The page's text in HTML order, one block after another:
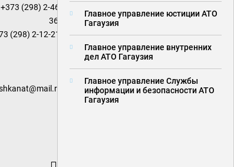
+373 (298) 2-46-
36
(298) 2-12-21
Главное управление юстиции АТО
Гагаузия
Главное управление внутренних
дел АТО Гагаузия
Главное управление Службы
информации и безопасности АТО
Гагаузия